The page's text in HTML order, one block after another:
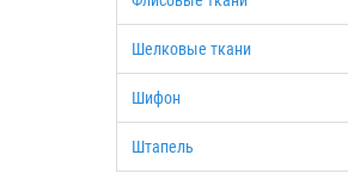
Шелковые ткани
Шифон
Штапель